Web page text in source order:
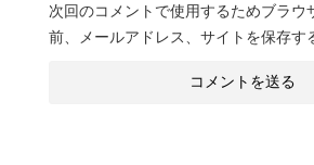
次回のコメントで使用するためブラウ
前、メールアドレス、サイトを保存す